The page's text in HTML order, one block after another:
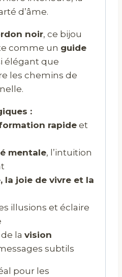
d’âme.
noir, ce bijou
comme un guide
élégant que
les chemins de
:
rapide et
mentale, l’intuition
la joie de vivre et la
illusions et éclaire
la vision
subtils
pour les